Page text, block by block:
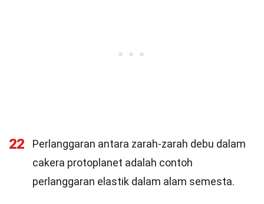
22
Perlanggaran antara zarah-zarah debu dalam
cakera protoplanet adalah contoh
perlanggaran elastik dalam alam semesta.